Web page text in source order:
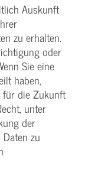
Auskunft
zu erhalten.
oder
Sie eine
haben,
für die Zukunft
unter
der
zu